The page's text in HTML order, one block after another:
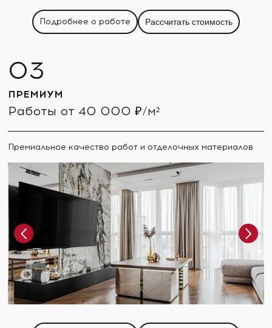
Подробнее о работе Рассчитать стоимость
ПРЕМИУМ
Работы от 40 000 ₽/м²
Премиальное качество работ и отделочных материалов